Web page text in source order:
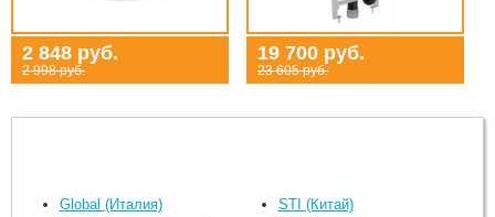
2 848 руб.
2 998 руб.
19 700 руб.
23 605 руб.
Global (Италия)
STI (Китай)